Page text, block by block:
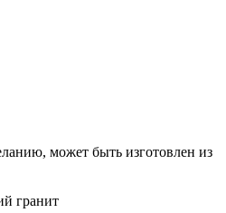
может быть изготовлен из
гранит